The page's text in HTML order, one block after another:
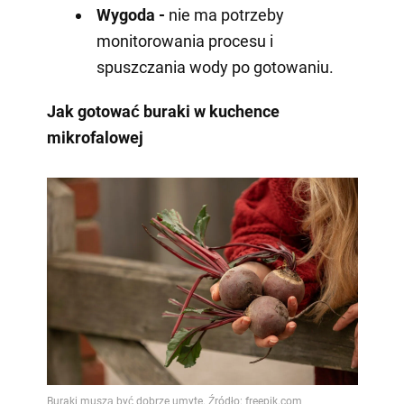
Wygoda - nie ma potrzeby
monitorowania procesu i
spuszczania wody po gotowaniu.
Jak gotować buraki w kuchence
mikrofalowej